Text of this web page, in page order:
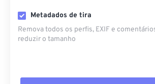
Metadados de tira
Remova todos os perfis, EXIF ​​e
reduzir o tamanho